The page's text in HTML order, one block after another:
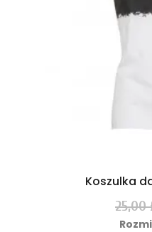
Koszulka
Cena
25,00